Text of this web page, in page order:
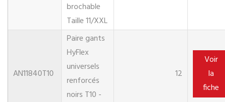
brochable
Taille 11/XXL
AN11840T10
Paire gants
HyFlex
universels
renforcés
noirs T10 -
12
Voir
la
fiche